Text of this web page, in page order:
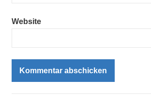
Website